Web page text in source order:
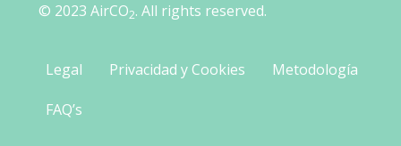
© 2023 AirCO2. All rights reserved.
Legal Privacidad y Cookies Metodología
FAQ’s